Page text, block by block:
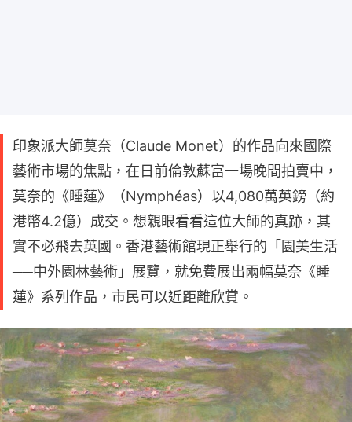
印象派大師莫奈（Claude Monet）的作品向來國際
藝術市場的焦點，在日前倫敦蘇富一場晚間拍賣中，
莫奈的《睡蓮》（Nymphéas）以4,080萬英鎊（約
港幣4.2億）成交。想親眼看看這位大師的真跡，其
實不必飛去英國。香港藝術館現正舉行的「園美生活
──中外園林藝術」展覽，就免費展出兩幅莫奈《睡
蓮》系列作品，市民可以近距離欣賞。